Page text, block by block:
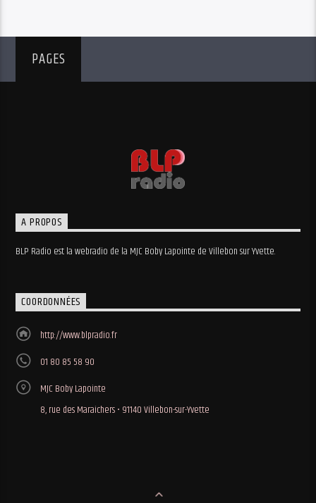
PAGES
A PROPOS
BLP Radio est la webradio de la MJC Boby Lapointe de Villebon sur Yvette.
COORDONNÉES
http://www.blpradio.fr
01 80 85 58 90
MJC Boby Lapointe
8, rue des Maraichers • 91140 Villebon-sur-Yvette